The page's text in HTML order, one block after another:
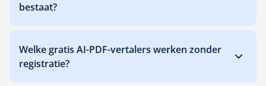
bestaat?
Welke gratis AI-PDF-vertalers werken zonder
registratie?